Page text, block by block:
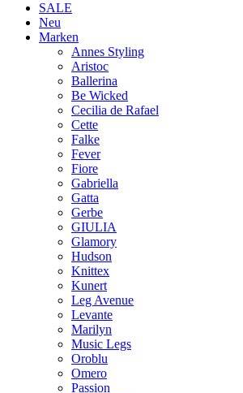
SALE
Neu
Marken
Annes Styling
Aristoc
Ballerina
Be Wicked
Cecilia de Rafael
Cette
Falke
Fever
Fiore
Gabriella
Gatta
Gerbe
GIULIA
Glamory
Hudson
Knittex
Kunert
Leg Avenue
Levante
Marilyn
Music Legs
Oroblu
Omero
Passion